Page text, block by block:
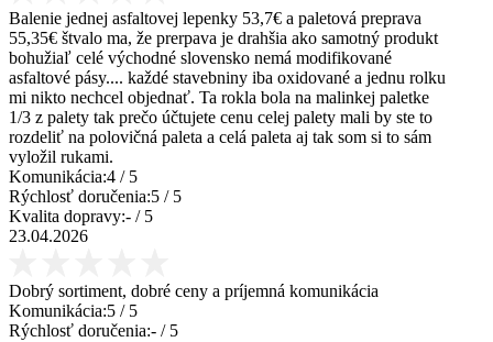
Balenie jednej asfaltovej lepenky 53,7€ a paletová preprava
55,35€ štvalo ma, že prerpava je drahšia ako samotný produkt
bohužiaľ celé východné slovensko nemá modifikované
asfaltové pásy.... každé stavebniny iba oxidované a jednu rolku
mi nikto nechcel objednať. Ta rokla bola na malinkej paletke
1/3 z palety tak prečo účtujete cenu celej palety mali by ste to
rozdeliť na polovičná paleta a celá paleta aj tak som si to sám
vyložil rukami.
Komunikácia:4 / 5
Rýchlosť doručenia:5 / 5
Kvalita dopravy:- / 5
23.04.2026
Dobrý sortiment, dobré ceny a príjemná komunikácia
Komunikácia:5 / 5
Rýchlosť doručenia:- / 5